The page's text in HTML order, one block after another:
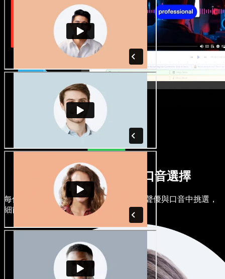
多元男聲女聲與各式口音選擇
每個專案都可以各有風格。從上百位 AI 聲優與口音中挑選，
細節任你微調。